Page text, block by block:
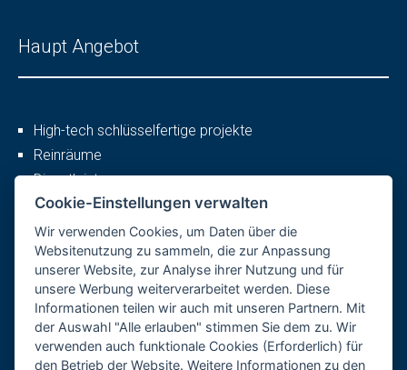
Haupt Angebot
High-tech schlüsselfertige projekte
Reinräume
Dienstleistungen
Mehr
Firmenprofil
Karriere
Cookie-Einstellungen verwalten
Wir verwenden Cookies, um Daten über die
Websitenutzung zu sammeln, die zur Anpassung
unserer Website, zur Analyse ihrer Nutzung und für
unsere Werbung weiterverarbeitet werden. Diese
Informationen teilen wir auch mit unseren Partnern. Mit
der Auswahl "Alle erlauben" stimmen Sie dem zu. Wir
verwenden auch funktionale Cookies (Erforderlich) für
den Betrieb der Website. Weitere Informationen zu den